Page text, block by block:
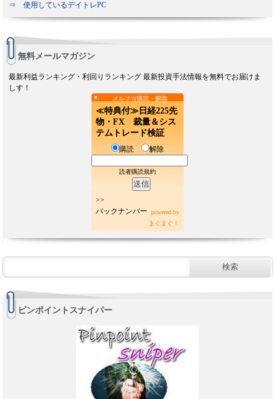
⇒ 使用しているデイトレPC
無料メールマガジン
最新利益ランキング・利回りランキング 最新投資手法情報を無料でお届けま
しす！
メルマガ購読・解除
≪特典付≫日経225先
物・FX 裁量＆シス
テムトレード検証
購読 解除
読者購読規約
>>
バックナンバー
powered by
まぐまぐ！
ピンポイントスナイパー